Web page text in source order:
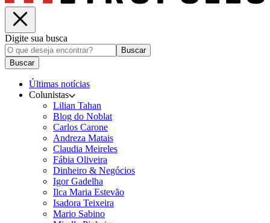
Digite sua busca
Buscar
Buscar
Últimas notícias
Colunistas
Lilian Tahan
Blog do Noblat
Carlos Carone
Andreza Matais
Claudia Meireles
Fábia Oliveira
Dinheiro & Negócios
Igor Gadelha
Ilca Maria Estevão
Isadora Teixeira
Mario Sabino